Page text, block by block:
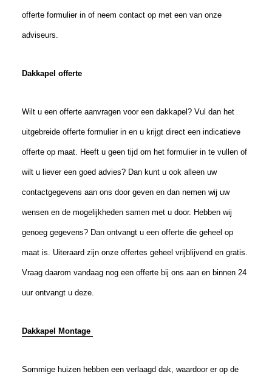
offerte formulier in of neem contact op met een van onze
adviseurs.
Dakkapel offerte
Wilt u een offerte aanvragen voor een dakkapel? Vul dan het
uitgebreide offerte formulier in en u krijgt direct een indicatieve
offerte op maat. Heeft u geen tijd om het formulier in te vullen of
wilt u liever een goed advies? Dan kunt u ook alleen uw
contactgegevens aan ons door geven en dan nemen wij uw
wensen en de mogelijkheden samen met u door. Hebben wij
genoeg gegevens? Dan ontvangt u een offerte die geheel op
maat is. Uiteraard zijn onze offertes geheel vrijblijvend en gratis.
Vraag daarom vandaag nog een offerte bij ons aan en binnen 24
uur ontvangt u deze.
Dakkapel Montage
Sommige huizen hebben een verlaagd dak, waardoor er op de